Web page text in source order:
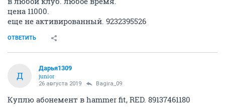
цена 11000.
еще не активированный. 9232395526
ОТВЕТИТЬ
Д
Дарья1309
junior
26 августа 2019 Bagira_09
Куплю абонемент в hammer fit, RED. 89137461180